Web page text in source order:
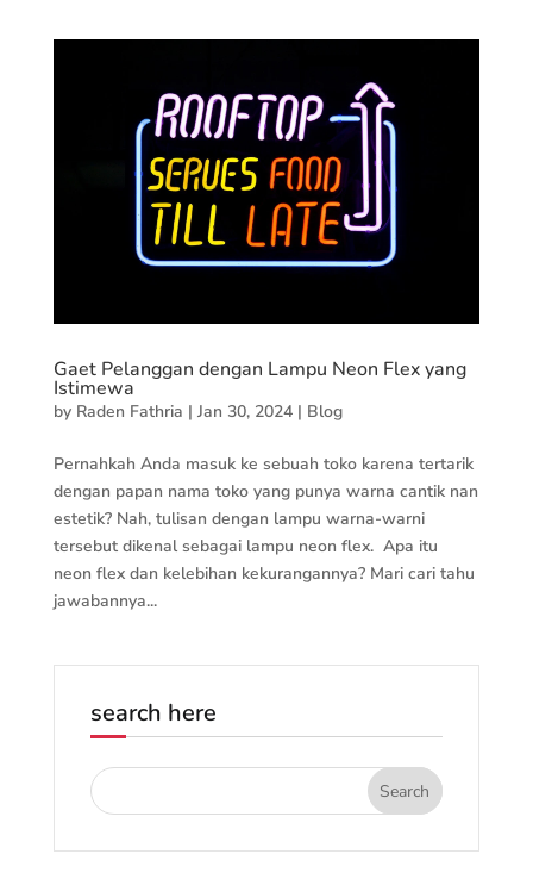
Gaet Pelanggan dengan Lampu Neon Flex yang
Istimewa
by Raden Fathria | Jan 30, 2024| Blog
Pernahkah Anda masuk ke sebuah toko karena tertarik
dengan papan nama toko yang punya warna cantik nan
estetik? Nah, tulisan dengan lampu warna-warni
tersebut dikenal sebagai lampu neon flex. Apa itu
neon flex dan kelebihan kekurangannya? Mari cari tahu
jawabannya...
search here